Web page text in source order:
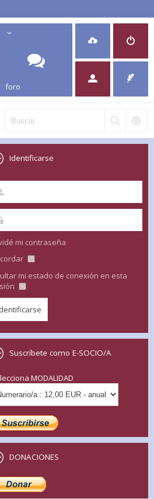
foro
Identificarse
mi contraseña
mi estado de conexión en esta
Suscríbete como E-SOCIO/A
MODALIDAD
DONACIONES